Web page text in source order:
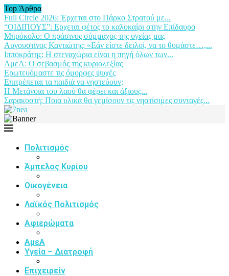
Top Άρθρα
Full Circle 2026: Έρχεται στο Πάρκο Στρατού με...
“ΟΙΔΙΠΟΥΣ”: Ερχεται φέτος το καλοκαίρι στην Επίδαυρο
Μπρόκολο: Ο πράσινος σύμμαχος της υγείας μας
Αυγουστίνος Καντιώτης: «Εάν είστε δειλοί, να το θυμάστε…,...
Ιπποκράτης: Η στεναχώρια είναι η πηγή όλων των...
ΑμεΑ: Ο σεβασμός της κυριολεξίας
Ερωτευόμαστε τις όμορφες ψυχές
Επιτρέπεται τα παιδιά να νηστεύουν;
Η Μετάνοια του λαού θα φέρει και άξιους...
Σαρακοστή: Ποια υλικά θα γεμίσουν τις νηστίσιμες συνταγές...
Πολιτισμός
Άμπελος Κυρίου
Οικογένεια
Λαϊκός Πολιτισμός
Αφιερώματα
ΑμεΑ
Υγεία – Διατροφή
Επιχειρείν